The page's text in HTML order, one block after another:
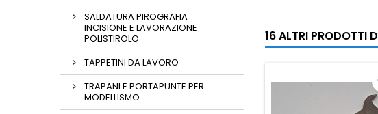
SALDATURA PIROGRAFIA
INCISIONE E LAVORAZIONE
POLISTIROLO
TAPPETINI DA LAVORO
TRAPANI E PORTAPUNTE PER
MODELLISMO
16 ALTRI PRODOTTI